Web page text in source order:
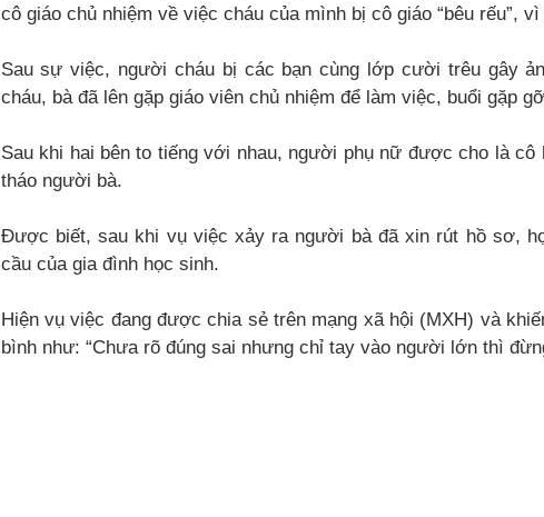
cô giáo chủ nhiệm về việc cháu của mình bị cô giáo “bêu rếu”,
Sau sự việc, người cháu bị các bạn cùng lớp cười trêu gây
cháu, bà đã lên gặp giáo viên chủ nhiệm để làm việc, buổi gặp
Sau khi hai bên to tiếng với nhau, người phụ nữ được cho là
tháo người bà.
Được biết, sau khi vụ việc xảy ra người bà đã xin rút hồ sơ,
cầu của gia đình học sinh.
Hiện vụ việc đang được chia sẻ trên mạng xã hội (MXH) và
bình như: “Chưa rõ đúng sai nhưng chỉ tay vào người lớn thì